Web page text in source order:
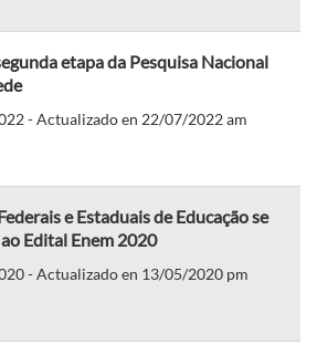
etapa da Pesquisa Nacional
- Actualizado en 22/07/2022 am
e Estaduais de Educação se
Edital Enem 2020
- Actualizado en 13/05/2020 pm